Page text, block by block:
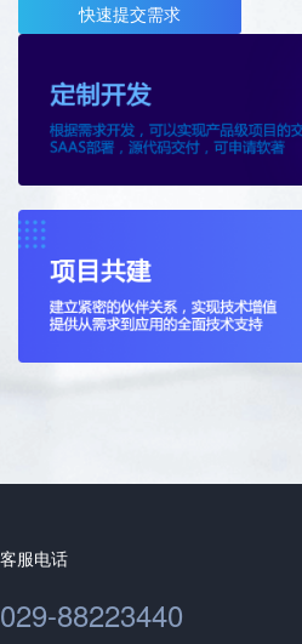
快速提交需求
客服电话
029-88223440